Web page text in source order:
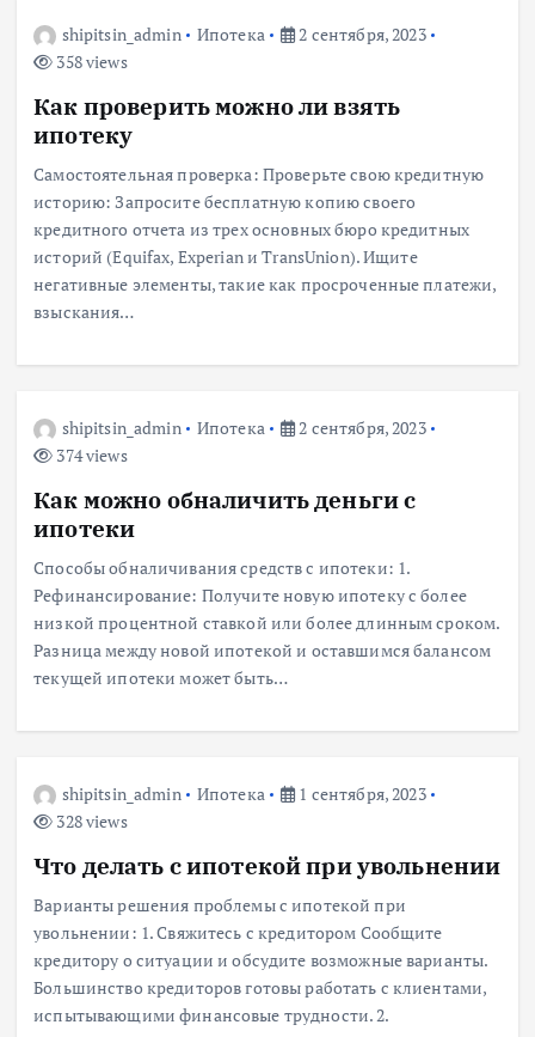
shipitsin_admin Ипотека
2 сентября, 2023
358 views
Как проверить можно ли взять
ипотеку
Самостоятельная проверка: Проверьте свою кредитную
историю: Запросите бесплатную копию своего
кредитного отчета из трех основных бюро кредитных
историй (Equifax, Experian и TransUnion). Ищите
негативные элементы, такие как просроченные платежи,
взыскания…
shipitsin_admin Ипотека
2 сентября, 2023
374 views
Как можно обналичить деньги с
ипотеки
Способы обналичивания средств с ипотеки: 1.
Рефинансирование: Получите новую ипотеку с более
низкой процентной ставкой или более длинным сроком.
Разница между новой ипотекой и оставшимся балансом
текущей ипотеки может быть…
shipitsin_admin Ипотека
1 сентября, 2023
328 views
Что делать с ипотекой при увольнении
Варианты решения проблемы с ипотекой при
увольнении: 1. Свяжитесь с кредитором Сообщите
кредитору о ситуации и обсудите возможные варианты.
Большинство кредиторов готовы работать с клиентами,
испытывающими финансовые трудности. 2.